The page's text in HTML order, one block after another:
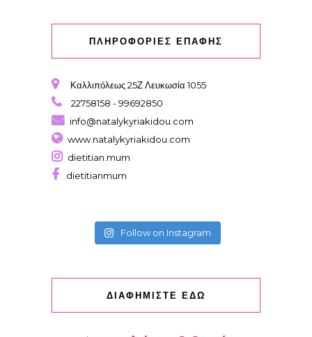
ΠΛΗΡΟΦΟΡΙΕΣ ΕΠΑΦΗΣ
Καλλιπόλεως 25Ζ Λευκωσία 1055
22758158 - 99692850
info@natalykyriakidou.com
www.natalykyriakidou.com
dietitian.mum
dietitianmum
Follow on Instagram
ΔΙΑΦΗΜΙΣΤΕ ΕΔΩ